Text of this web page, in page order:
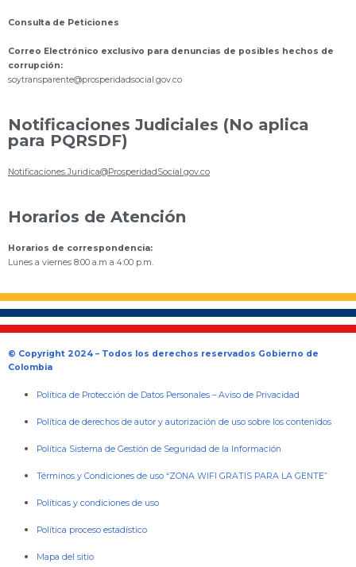
Consulta de Peticiones
Correo Electrónico exclusivo para denuncias de posibles hechos de
corrupción:
soytransparente@prosperidadsocial.gov.co
Notificaciones Judiciales (No aplica
para PQRSDF)
Notificaciones.Juridica@ProsperidadSocial.gov.co
Horarios de Atención
Horarios de correspondencia:
Lunes a viernes 8:00 a.m a 4:00 p.m.
© Copyright 2024 – Todos los derechos reservados Gobierno de
Colombia
Política de Protección de Datos Personales –Aviso de Privacidad
Política de derechos de autor y autorización de uso sobre los contenidos
Política Sistema de Gestión de Seguridad de la Información
Términos y Condiciones de uso “ZONA WIFI GRATIS PARA LA GENTE”
Políticas y condiciones de uso
Política proceso estadístico
Mapa del sitio